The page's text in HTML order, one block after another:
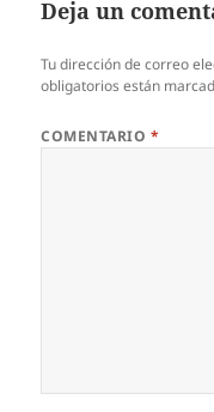
Deja un
Tu dirección de correo
obligatorios están
COMENTARIO *